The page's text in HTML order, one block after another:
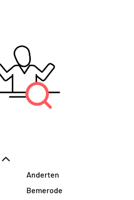
Anderten
Bemerode